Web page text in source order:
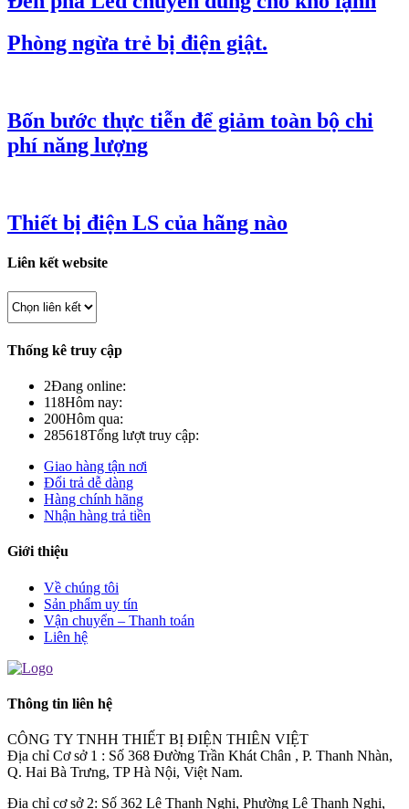
Phòng ngừa trẻ bị điện giật.
Bốn bước thực tiễn để giảm toàn bộ chi
phí năng lượng
Thiết bị điện LS của hãng nào
Liên kết website
Thống kê truy cập
2Đang online:
118Hôm nay:
200Hôm qua:
285618Tổng lượt truy cập:
Giao hàng tận nơi
Đổi trả dễ dàng
Hàng chính hãng
Nhận hàng trả tiền
Giới thiệu
Về chúng tôi
Sản phẩm uy tín
Vận chuyển – Thanh toán
Liên hệ
Thông tin liên hệ
CÔNG TY TNHH THIẾT BỊ ĐIỆN THIÊN VIỆT
Địa chỉ Cơ sở 1 : Số 368 Đường Trần Khát Chân , P. Thanh Nhàn,
Q. Hai Bà Trưng, TP Hà Nội, Việt Nam.
Địa chỉ cơ sở 2: Số 362 Lê Thanh Nghị, Phường Lê Thanh Nghị,